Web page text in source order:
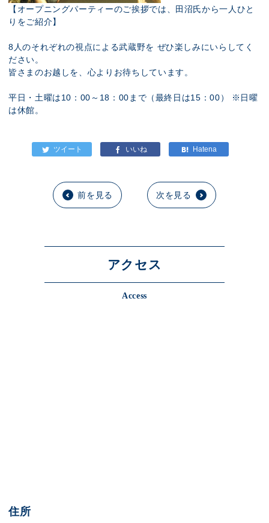
【オープニングパーティーのご挨拶では、田沼氏から一人ひと
りをご紹介】
8人のそれぞれの視点による武蔵野を ぜひ楽しみにいらしてく
ださい。
皆さまのお越しを、心よりお待ちしています。
平日・土曜は10：00～18：00まで（最終日は15：00） ※日曜
は休館。
前を見る 次を見る
アクセス
Access
住所